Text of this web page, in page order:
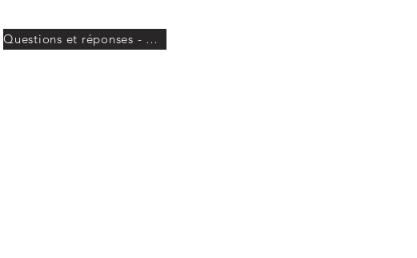
Questions et réponses - Mail Club